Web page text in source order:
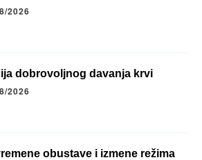
2026
dobrovoljnog davanja krvi
2026
obustave i izmene režima